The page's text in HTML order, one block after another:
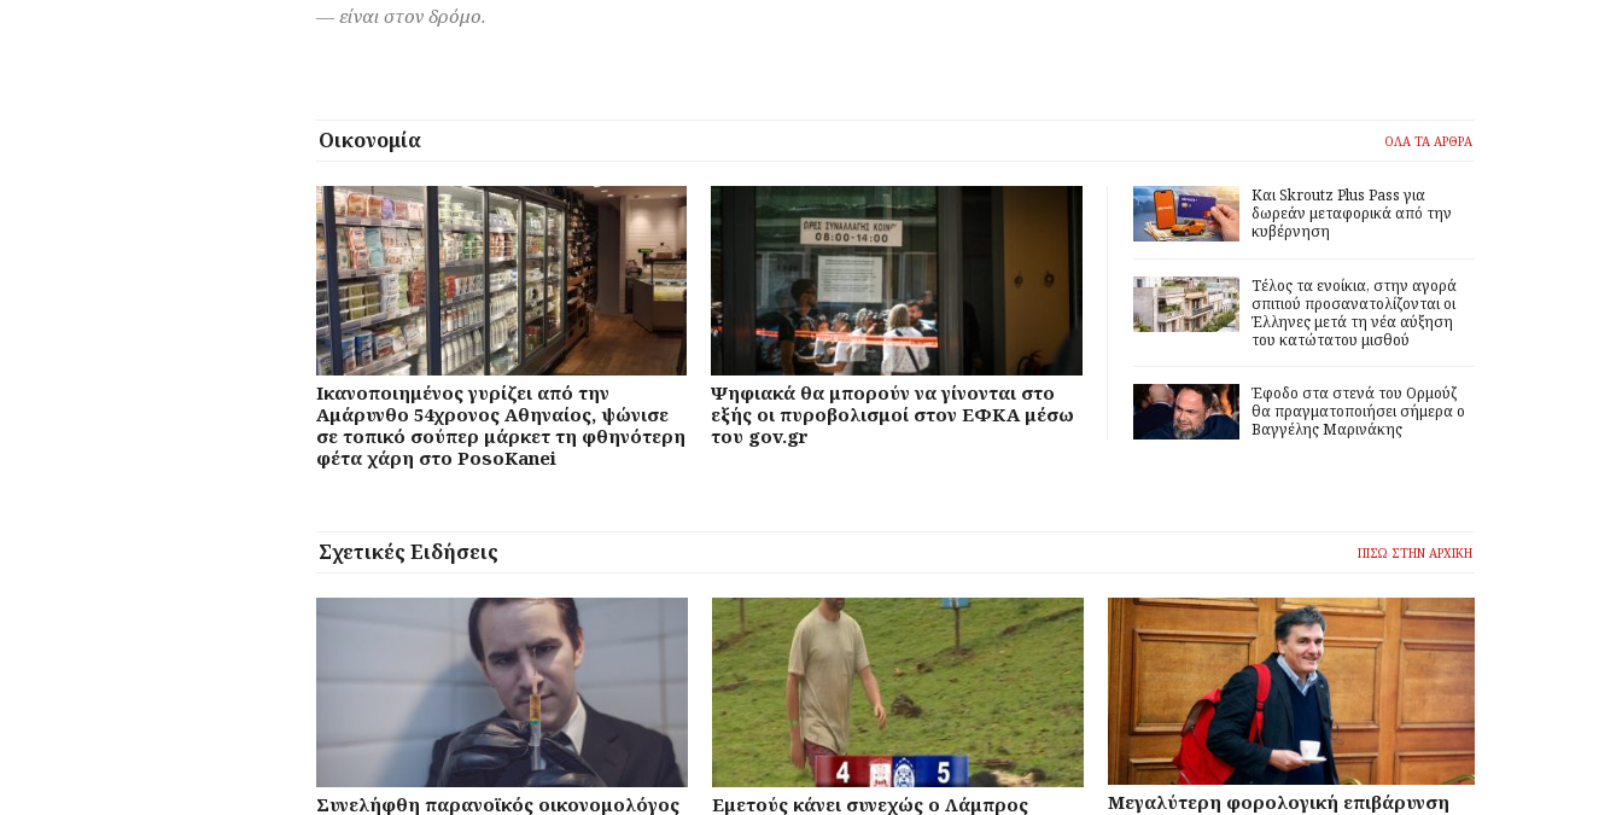
— είναι στον δρόμο.
Οικονομία ΟΛΑ ΤΑ ΑΡΘΡΑ
Ικανοποιημένος γυρίζει από την
Αμάρυνθο 54χρονος Αθηναίος, ψώνισε
σε τοπικό σούπερ μάρκετ τη φθηνότερη
φέτα χάρη στο PosoKanei
Ψηφιακά θα μπορούν να γίνονται στο
εξής οι πυροβολισμοί στον ΕΦΚΑ μέσω
του gov.gr
Και Skroutz Plus Pass για
δωρεάν μεταφορικά από την
κυβέρνηση
Τέλος τα ενοίκια, στην αγορά
σπιτιού προσανατολίζονται οι
Έλληνες μετά τη νέα αύξηση
του κατώτατου μισθού
Έφοδο στα στενά του Ορμούζ
θα πραγματοποιήσει σήμερα ο
Βαγγέλης Μαρινάκης
Σχετικές Ειδήσεις ΠΙΣΩ ΣΤΗΝ ΑΡΧΙΚΗ
Συνελήφθη παρανοϊκός οικονομολόγος
Εμετούς κάνει συνεχώς ο Λάμπρος
Μεγαλύτερη φορολογική επιβάρυνση